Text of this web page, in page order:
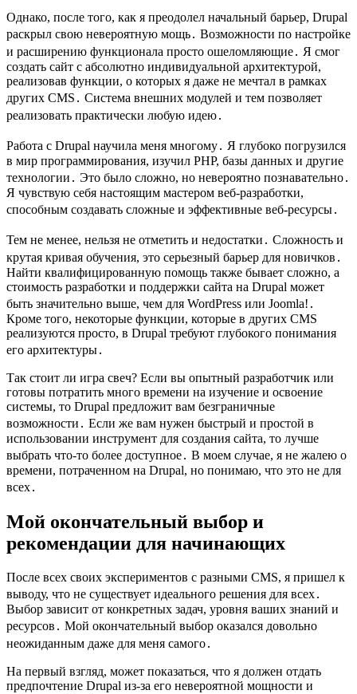
Однако, после того, как я преодолел начальный барьер, Drupal
раскрыл свою невероятную мощь․ Возможности по настройке
и расширению функционала просто ошеломляющие․ Я смог
создать сайт с абсолютно индивидуальной архитектурой,
реализовав функции, о которых я даже не мечтал в рамках
других CMS․ Система внешних модулей и тем позволяет
реализовать практически любую идею․
Работа с Drupal научила меня многому․ Я глубоко погрузился
в мир программирования, изучил PHP, базы данных и другие
технологии․ Это было сложно, но невероятно познавательно․
Я чувствую себя настоящим мастером веб-разработки,
способным создавать сложные и эффективные веб-ресурсы․
Тем не менее, нельзя не отметить и недостатки․ Сложность и
крутая кривая обучения, это серьезный барьер для новичков․
Найти квалифицированную помощь также бывает сложно, а
стоимость разработки и поддержки сайта на Drupal может
быть значительно выше, чем для WordPress или Joomla!․
Кроме того, некоторые функции, которые в других CMS
реализуются просто, в Drupal требуют глубокого понимания
его архитектуры․
Так стоит ли игра свеч? Если вы опытный разработчик или
готовы потратить много времени на изучение и освоение
системы, то Drupal предложит вам безграничные
возможности․ Если же вам нужен быстрый и простой в
использовании инструмент для создания сайта, то лучше
выбрать что-то более доступное․ В моем случае, я не жалею о
времени, потраченном на Drupal, но понимаю, что это не для
всех․
Мой окончательный выбор и
рекомендации для начинающих
После всех своих экспериментов с разными CMS, я пришел к
выводу, что не существует идеального решения для всех․
Выбор зависит от конкретных задач, уровня ваших знаний и
ресурсов․ Мой окончательный выбор оказался довольно
неожиданным даже для меня самого․
На первый взгляд, может показаться, что я должен отдать
предпочтение Drupal из-за его невероятной мощности и